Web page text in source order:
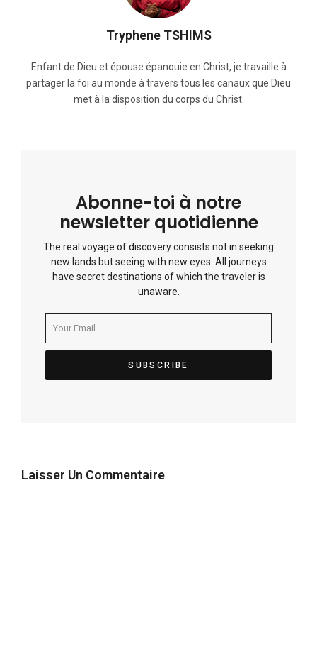
Tryphene TSHIMS
Enfant de Dieu et épouse épanouie en Christ, je travaille à
partager la foi au monde à travers tous les canaux que Dieu
met à la disposition du corps du Christ.
Abonne-toi à notre
newsletter quotidienne
The real voyage of discovery consists not in seeking
new lands but seeing with new eyes. All journeys
have secret destinations of which the traveler is
unaware.
Laisser Un Commentaire